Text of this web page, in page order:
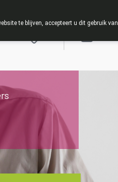
te blijven, accepteert u dit gebruik van